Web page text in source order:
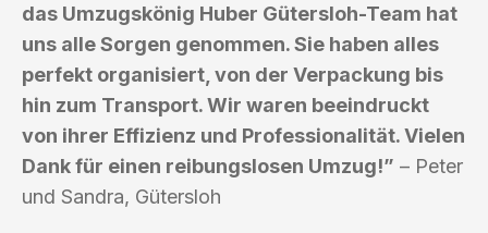
das Umzugskönig Huber Gütersloh-Team hat
uns alle Sorgen genommen. Sie haben alles
perfekt organisiert, von der Verpackung bis
hin zum Transport. Wir waren beeindruckt
von ihrer Effizienz und Professionalität. Vielen
Dank für einen reibungslosen Umzug!” – Peter
und Sandra, Gütersloh